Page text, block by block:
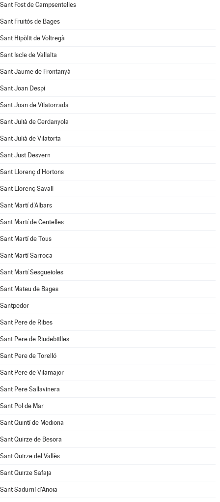
Sant Fost de Campsentelles
Sant Fruitós de Bages
Sant Hipòlit de Voltregà
Sant Iscle de Vallalta
Sant Jaume de Frontanyà
Sant Joan Despí
Sant Joan de Vilatorrada
Sant Julià de Cerdanyola
Sant Julià de Vilatorta
Sant Just Desvern
Sant Llorenç d'Hortons
Sant Llorenç Savall
Sant Martí d'Albars
Sant Martí de Centelles
Sant Martí de Tous
Sant Martí Sarroca
Sant Martí Sesgueioles
Sant Mateu de Bages
Santpedor
Sant Pere de Ribes
Sant Pere de Riudebitlles
Sant Pere de Torelló
Sant Pere de Vilamajor
Sant Pere Sallavinera
Sant Pol de Mar
Sant Quintí de Mediona
Sant Quirze de Besora
Sant Quirze del Vallès
Sant Quirze Safaja
Sant Sadurní d'Anoia